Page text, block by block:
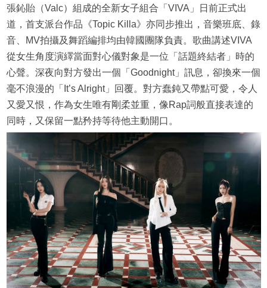
張鈊貽（Valc）組成的全新女子組合「VIVA」日前正式出
道，首支派台作品《Topic Killa》亦同步推出，音樂班底、錄
音、MV拍攝及舞蹈編排均由韓國團隊負責。歌曲講述VIVA
從女生角度演繹當面對心儀對象是一位「話題終結者」時的
心聲。深夜向對方發出一個「Goodnight」訊息，卻換來一個
毫不浪漫的「It’s Alright」回覆。對方蠢鈍又帶點可愛，令人
又愛又恨，作為女生唯有剛柔並重，像Rap詞般直接表達的
同時，又保留一點矜持等待他主動開口。